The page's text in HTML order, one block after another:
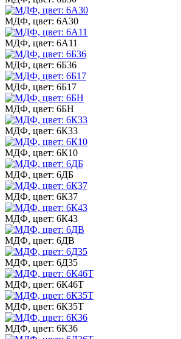
МДФ, цвет: 6А30
МДФ, цвет: 6А11
МДФ, цвет: 6Б36
МДФ, цвет: 6Б17
МДФ, цвет: 6БН
МДФ, цвет: 6К33
МДФ, цвет: 6К10
МДФ, цвет: 6ДБ
МДФ, цвет: 6К37
МДФ, цвет: 6К43
МДФ, цвет: 6ДВ
МДФ, цвет: 6Д35
МДФ, цвет: 6К46Т
МДФ, цвет: 6К35Т
МДФ, цвет: 6К36